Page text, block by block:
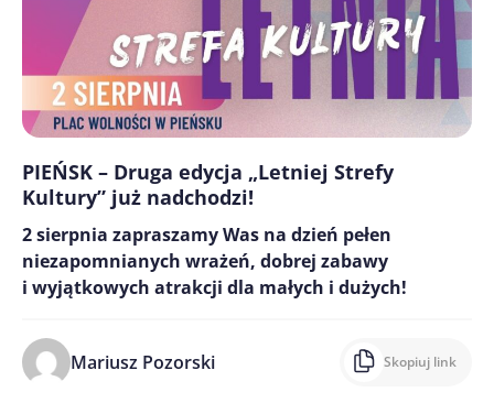
PIEŃSK – Druga edycja „Letniej Strefy
Kultury” już nadchodzi!
2 sierpnia zapraszamy Was na dzień pełen
niezapomnianych wrażeń, dobrej zabawy
i wyjątkowych atrakcji dla małych i dużych!
Mariusz Pozorski Skopiuj link